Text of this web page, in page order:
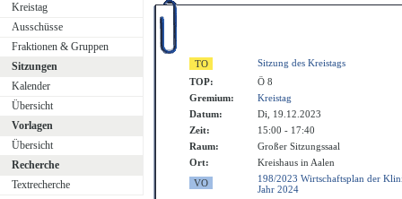
Kreistag
Ausschüsse
Fraktionen & Gruppen
Sitzungen
Kalender
Übersicht
Vorlagen
Übersicht
Recherche
Textrecherche
Sitzung des Kreistags
TOP:
Ö 8
Gremium:
Kreistag
Datum:
Di, 19.12.2023
Zeit:
15:00 - 17:40
Raum:
Großer Sitzungssaal
Ort:
Kreishaus in Aalen
198/2023 Wirtschaftsplan der
Jahr 2024